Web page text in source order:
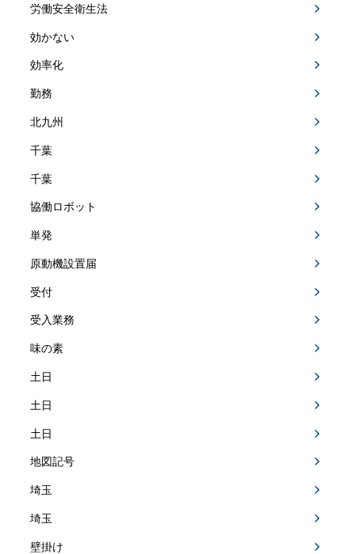
労働安全衛生法
効かない
効率化
勤務
北九州
千葉
千葉
協働ロボット
単発
原動機設置届
受付
受入業務
味の素
土日
土日
土日
地図記号
埼玉
埼玉
壁掛け